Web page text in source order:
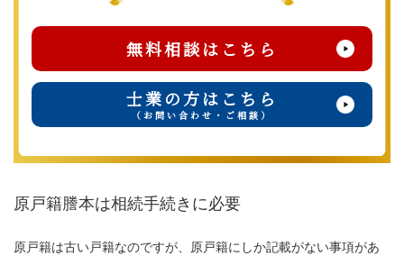
無料相談はこちら
士業の方はこちら
（お問い合わせ・ご相談）
原戸籍謄本は相続手続きに必要
原戸籍は古い戸籍なのですが、原戸籍にしか記載がない事項があ